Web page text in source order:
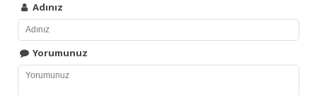
Adınız
Yorumunuz